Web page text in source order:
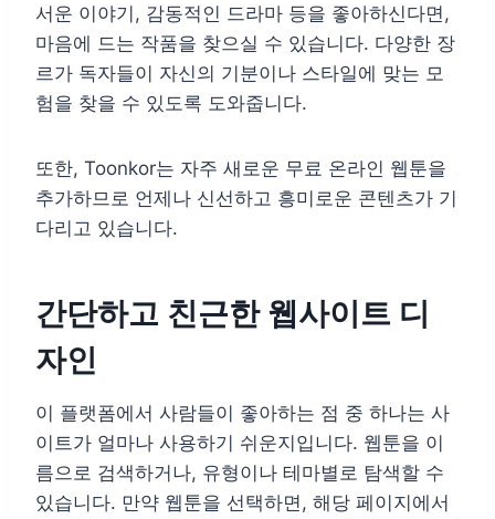
서운 이야기, 감동적인 드라마 등을 좋아하신다면,
마음에 드는 작품을 찾으실 수 있습니다. 다양한 장
르가 독자들이 자신의 기분이나 스타일에 맞는 모
험을 찾을 수 있도록 도와줍니다.
또한, Toonkor는 자주 새로운 무료 온라인 웹툰을
추가하므로 언제나 신선하고 흥미로운 콘텐츠가 기
다리고 있습니다.
간단하고 친근한 웹사이트 디
자인
이 플랫폼에서 사람들이 좋아하는 점 중 하나는 사
이트가 얼마나 사용하기 쉬운지입니다. 웹툰을 이
름으로 검색하거나, 유형이나 테마별로 탐색할 수
있습니다. 만약 웹툰을 선택하면, 해당 페이지에서